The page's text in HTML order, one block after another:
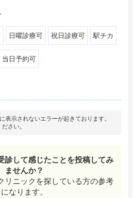
日曜診療可 祝日診療可 駅チカ
当日予約可
表示されないエラーが起きております。
さい。
診して感じたことを投稿してみ
ませんか？
リニックを探している方の参考
になります。